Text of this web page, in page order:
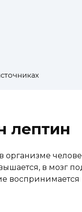
лептин
в мозг